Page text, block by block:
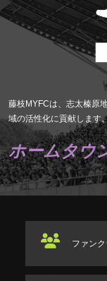
藤枝MYFCは、志太榛原
域の活性化に貢献します
ホームタウ
ファン